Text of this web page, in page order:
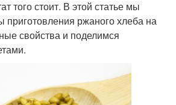
того стоит. В этой статье мы
приготовления ржаного хлеба на
свойства и поделимся